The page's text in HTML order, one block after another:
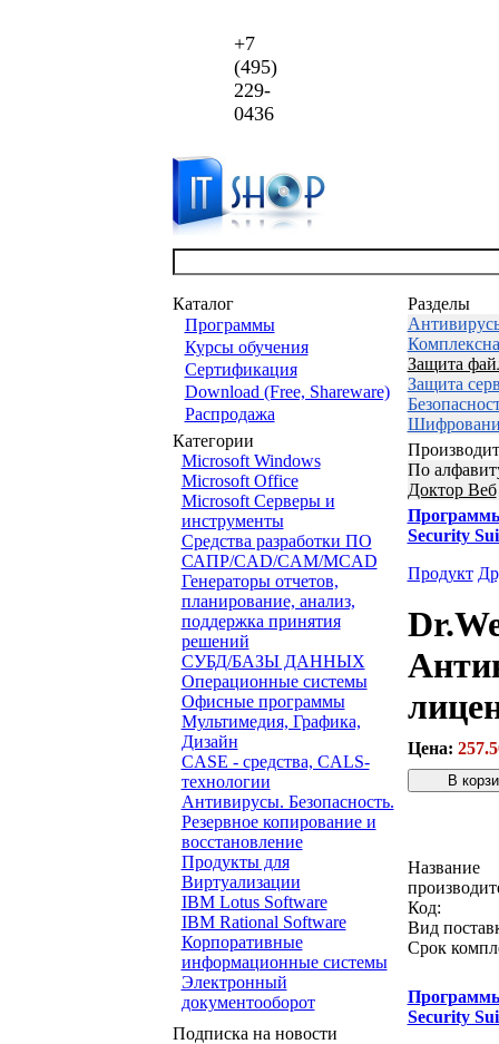
+7
(495)
229-
0436
Каталог
Программы
Курсы обучения
Сертификация
Download (Free, Shareware)
Распродажа
Категории
Microsoft Windows
Microsoft Office
Microsoft Серверы и
инструменты
Средства разработки ПО
САПР/CAD/CAM/MCAD
Генераторы отчетов,
планирование, анализ,
поддержка принятия
решений
СУБД/БАЗЫ ДАННЫХ
Операционные системы
Офисные программы
Мультимедия, Графика,
Дизайн
CASE - средства, CALS-
технологии
Антивирусы. Безопасность.
Резервное копирование и
восстановление
Продукты для
Виртуализации
IBM Lotus Software
IBM Rational Software
Корпоративные
информационные системы
Электронный
документооборот
Подписка на новости
Разделы
Защита
Защита
По
Доктор Веб
Security
Продукт
Цена:
Название
Код:
Вид
Срок
Security